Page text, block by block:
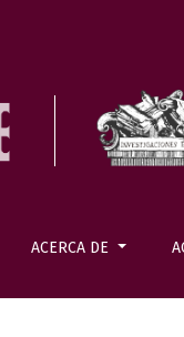
ACERCA DE